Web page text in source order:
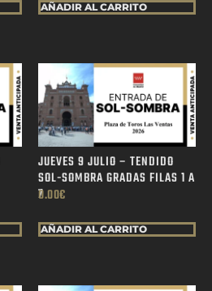
AÑADIR AL CARRITO
JUEVES 9 JULIO – TENDIDO
SOL-SOMBRA GRADAS FILAS 1 A
7
0.00€
AÑADIR AL CARRITO